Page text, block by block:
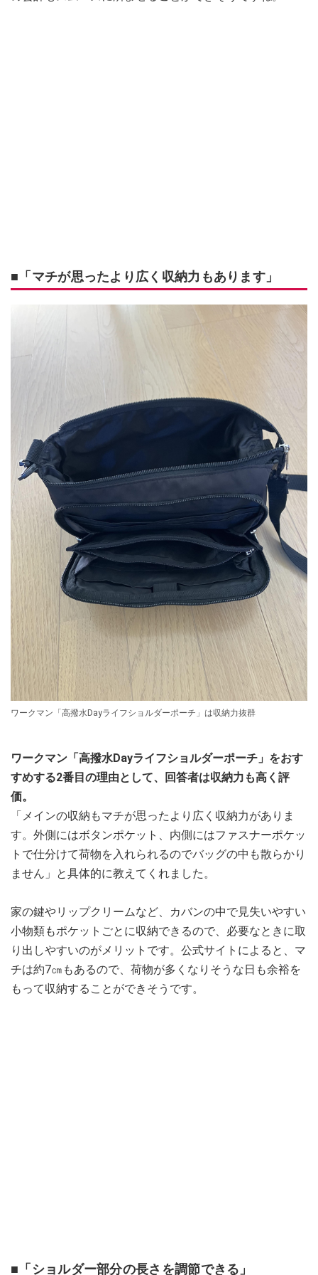
■「マチが思ったより広く収納力もあります」
ワークマン「高撥水Dayライフショルダーポーチ」は収納力抜群
ワークマン「高撥水Dayライフショルダーポーチ」をおす
すめする2番目の理由として、回答者は収納力も高く評
価。
「メインの収納もマチが思ったより広く収納力がありま
す。外側にはボタンポケット、内側にはファスナーポケッ
トで仕分けて荷物を入れられるのでバッグの中も散らかり
ません」と具体的に教えてくれました。
家の鍵やリップクリームなど、カバンの中で見失いやすい
小物類もポケットごとに収納できるので、必要なときに取
り出しやすいのがメリットです。公式サイトによると、マ
チは約7㎝もあるので、荷物が多くなりそうな日も余裕を
もって収納することができそうです。
■「ショルダー部分の長さを調節できる」